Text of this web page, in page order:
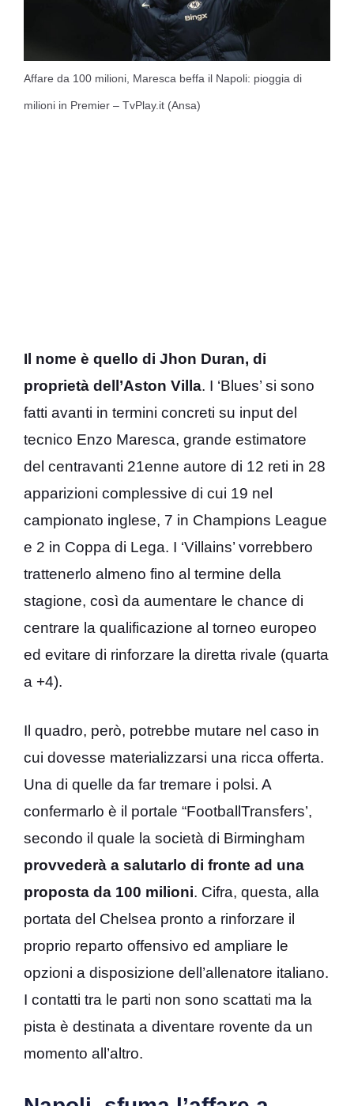
Affare da 100 milioni, Maresca beffa il Napoli: pioggia di
milioni in Premier – TvPlay.it (Ansa)
Il nome è quello di Jhon Duran, di
proprietà dell’Aston Villa. I ‘Blues’ si sono
fatti avanti in termini concreti su input del
tecnico Enzo Maresca, grande estimatore
del centravanti 21enne autore di 12 reti in 28
apparizioni complessive di cui 19 nel
campionato inglese, 7 in Champions League
e 2 in Coppa di Lega. I ‘Villains’ vorrebbero
trattenerlo almeno fino al termine della
stagione, così da aumentare le chance di
centrare la qualificazione al torneo europeo
ed evitare di rinforzare la diretta rivale (quarta
a +4).
Il quadro, però, potrebbe mutare nel caso in
cui dovesse materializzarsi una ricca offerta.
Una di quelle da far tremare i polsi. A
confermarlo è il portale “FootballTransfers’,
secondo il quale la società di Birmingham
provvederà a salutarlo di fronte ad una
proposta da 100 milioni. Cifra, questa, alla
portata del Chelsea pronto a rinforzare il
proprio reparto offensivo ed ampliare le
opzioni a disposizione dell’allenatore italiano.
I contatti tra le parti non sono scattati ma la
pista è destinata a diventare rovente da un
momento all’altro.